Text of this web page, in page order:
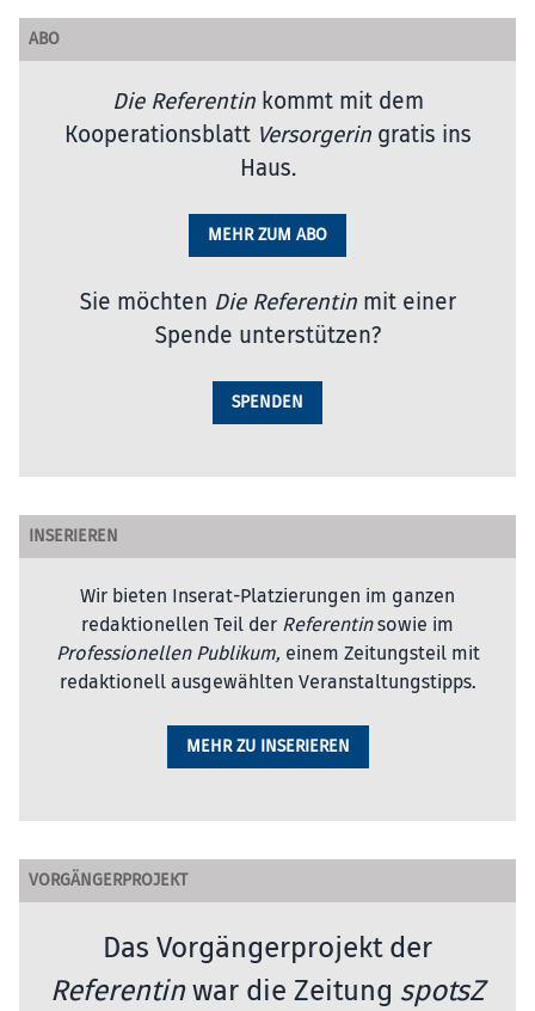
ABO
Die Referentinkommt mit dem
Kooperationsblatt Versorgeringratis ins
Haus.
MEHR ZUM ABO
Sie möchten Die Referentinmit einer
Spende unterstützen?
SPENDEN
INSERIEREN
Wir bieten Inserat-Platzierungen im ganzen
redaktionellen Teil der Referentinsowie im
Professionellen Publikum, einem Zeitungsteil mit
redaktionell ausgewählten Veranstaltungstipps.
MEHR ZU INSERIEREN
VORGÄNGERPROJEKT
Das Vorgängerprojekt der
Referentinwar die Zeitung spotsZ